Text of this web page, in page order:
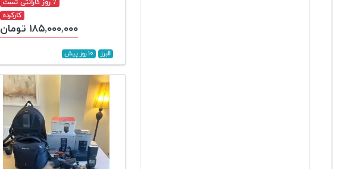
7 روز گارانتی تست
کارکرده
۱۸۵,۰۰۰,۰۰۰ تومان
البرز ۱۰ روز پیش